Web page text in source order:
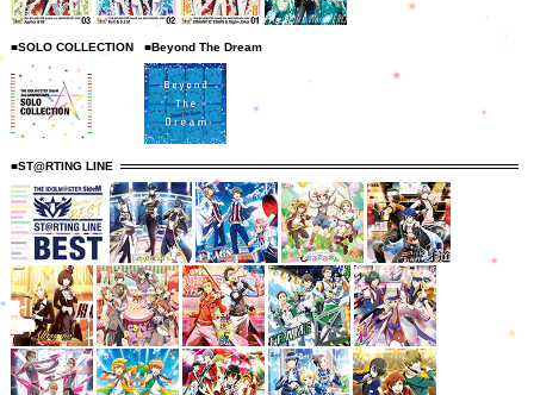
■SOLO COLLECTION ■Beyond The Dream
■ST@RTING LINE